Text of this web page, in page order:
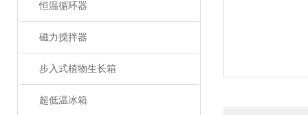
恒温循环器
磁力搅拌器
步入式植物生长箱
超低温冰箱